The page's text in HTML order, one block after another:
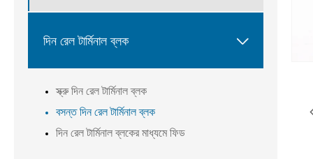
দিন রেল টার্মিনাল ব্লক 
স্ক্রু দিন রেল টার্মিনাল ব্লক
বসন্ত দিন রেল টার্মিনাল ব্লক
দিন রেল টার্মিনাল ব্লকের মাধ্যমে ফিড